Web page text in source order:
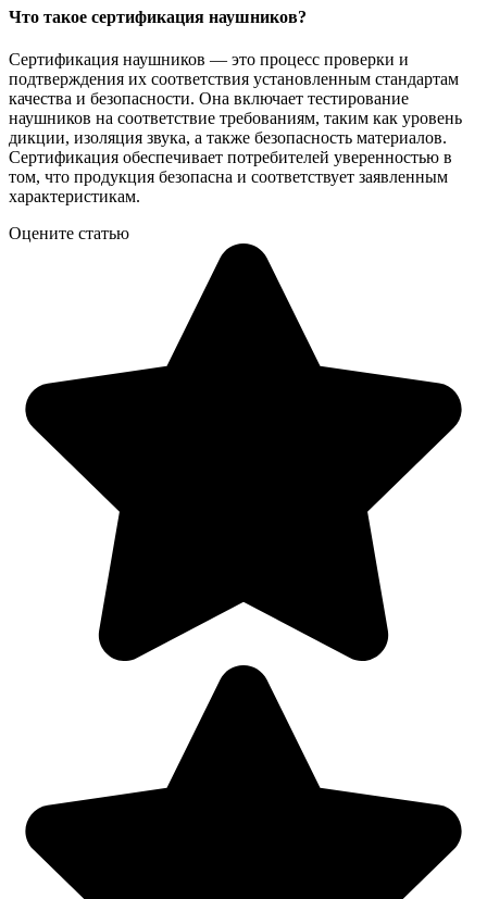
Что такое сертификация наушников?
Сертификация наушников — это процесс проверки и
подтверждения их соответствия установленным стандартам
качества и безопасности. Она включает тестирование
наушников на соответствие требованиям, таким как уровень
дикции, изоляция звука, а также безопасность материалов.
Сертификация обеспечивает потребителей уверенностью в
том, что продукция безопасна и соответствует заявленным
характеристикам.
Оцените статью